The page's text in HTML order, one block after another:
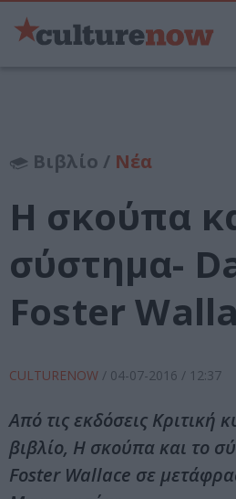
Βιβλίο / Νέα
Η σκούπα
σύστημα-
Foster
CULTURENOW / 04-07-2016 / 12:37
Από τις εκδόσεις Κριτική
βιβλίο, Η σκούπα και το
Foster Wallace σε